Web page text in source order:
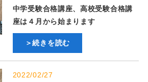
中学受験合格講座、高校受験合格講
座は４月から始まります
＞続きを読む
2022/02/27